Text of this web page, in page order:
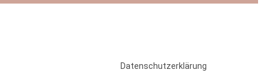
Datenschutzerklärung